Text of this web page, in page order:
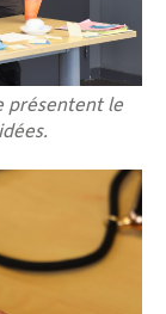
présentent le